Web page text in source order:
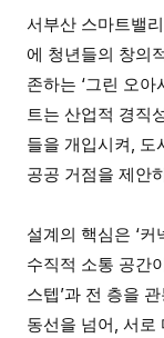
서부산 스마트밸
에 청년들의 창의
존하는 ‘그린 오
트는 산업적 경직
들을 개입시켜, 도
공공 거점을 제안
설계의 핵심은 ‘
수직적 소통 공간
스텝’과 전 층을
동선을 넘어, 서로